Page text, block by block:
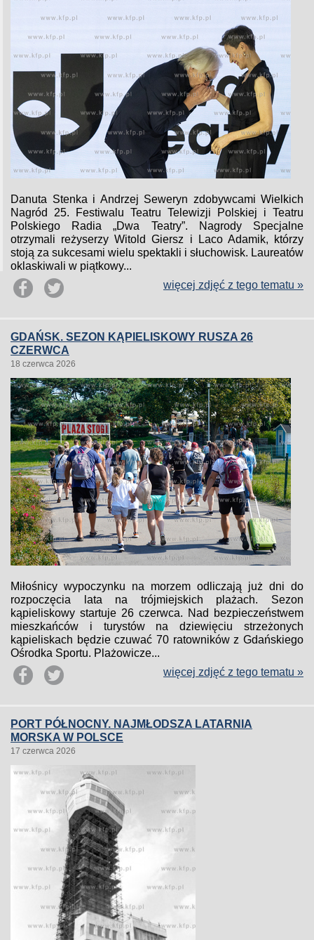
Danuta Stenka i Andrzej Seweryn zdobywcami Wielkich
Nagród 25. Festiwalu Teatru Telewizji Polskiej i Teatru
Polskiego Radia „Dwa Teatry”. Nagrody Specjalne
otrzymali reżyserzy Witold Giersz i Laco Adamik, którzy
stoją za sukcesami wielu spektakli i słuchowisk. Laureatów
oklaskiwali w piątkowy...
więcej zdjęć z tego tematu »
GDAŃSK. SEZON KĄPIELISKOWY RUSZA 26
CZERWCA
18 czerwca 2026
Miłośnicy wypoczynku na morzem odliczają już dni do
rozpoczęcia lata na trójmiejskich plażach. Sezon
kąpieliskowy startuje 26 czerwca. Nad bezpieczeństwem
mieszkańców i turystów na dziewięciu strzeżonych
kąpieliskach będzie czuwać 70 ratowników z Gdańskiego
Ośrodka Sportu. Plażowicze...
więcej zdjęć z tego tematu »
PORT PÓŁNOCNY. NAJMŁODSZA LATARNIA
MORSKA W POLSCE
17 czerwca 2026